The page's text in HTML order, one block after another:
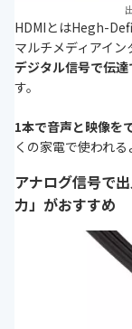
HDMIとはHegh-
マルチメディアイン
デジタル信号で伝
す。
1本で音声と映像を
くの家電で使われる
アナログ信号で
力」がおすすめ